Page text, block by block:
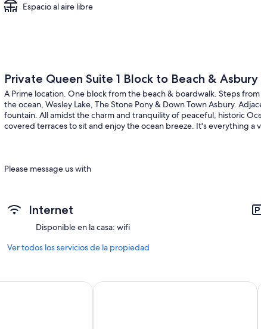
Espacio al aire libre
Private Queen Suite 1 Block to Beach &
A Prime location. One block from the beach & boardwalk. Steps
the ocean, Wesley Lake, The Stone Pony & Down Town Asbury.
fountain. All amidst the charm and tranquility of peaceful, historic
covered terraces to sit and enjoy the ocean breeze. It's everything a
Please message us with
Internet
Disponible en la casa: wifi
Ver todos los servicios de la propiedad
The Ocean Plaza